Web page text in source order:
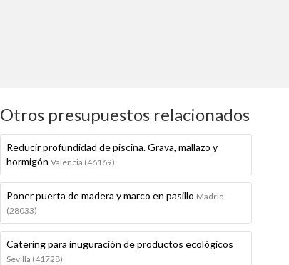
Otros presupuestos relacionados
Reducir profundidad de piscina. Grava, mallazo y
hormigón Valencia (46169)
Poner puerta de madera y marco en pasillo Madrid
(28033)
Catering para inuguración de productos ecológicos
Sevilla (41728)